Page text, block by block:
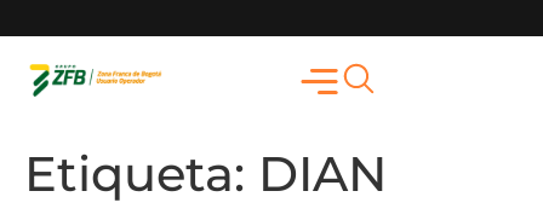
Etiqueta: DIAN